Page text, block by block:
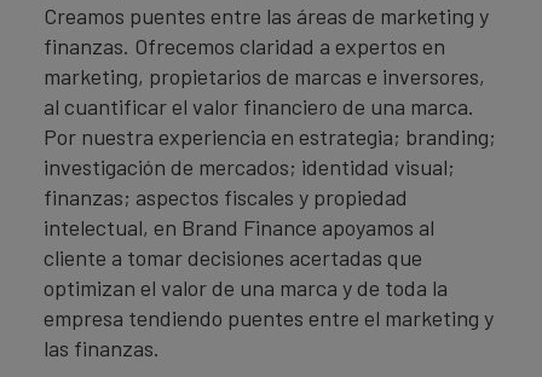
Creamos puentes entre las áreas de marketing y
finanzas. Ofrecemos claridad a expertos en
marketing, propietarios de marcas e inversores,
al cuantificar el valor financiero de una marca.
Por nuestra experiencia en estrategia; branding;
investigación de mercados; identidad visual;
finanzas; aspectos fiscales y propiedad
intelectual, en Brand Finance apoyamos al
cliente a tomar decisiones acertadas que
optimizan el valor de una marca y de toda la
empresa tendiendo puentes entre el marketing y
las finanzas.